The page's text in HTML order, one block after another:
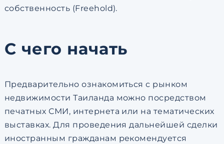
собственность (Freehold).
С чего начать
Предварительно ознакомиться с рынком
недвижимости Таиланда можно посредством
печатных СМИ, интернета или на тематических
выставках. Для проведения дальнейшей сделки
иностранным гражданам рекомендуется